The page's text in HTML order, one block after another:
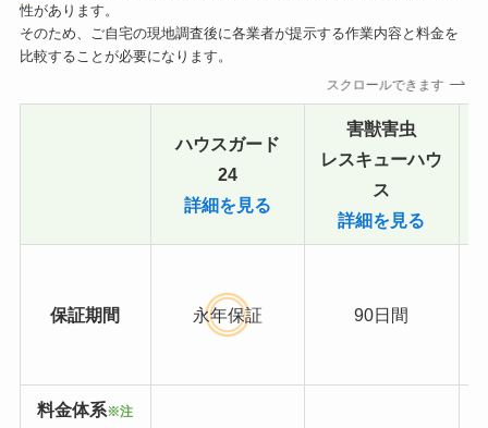
性があります。
そのため、ご自宅の現地調査後に各業者が提示する作業内容と料金を
比較することが必要になります。
スクロールできます
ハウスガード
24
詳細を見る
害獣害虫
レスキューハウ
ス
詳細を見る
保証期間 永年保証 90日間
料金体系※注